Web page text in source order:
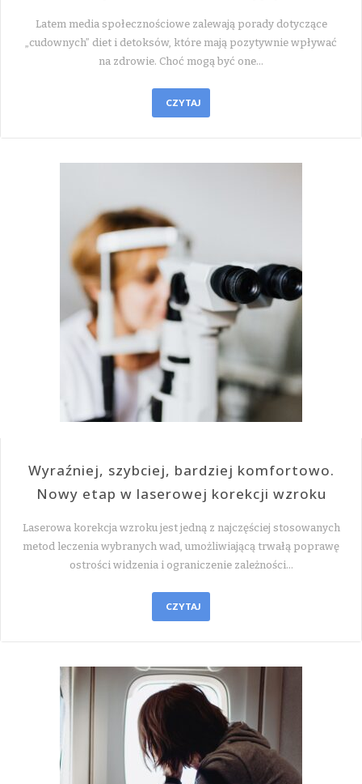
Latem media społecznościowe zalewają porady dotyczące
„cudownych” diet i detoksów, które mają pozytywnie wpływać
na zdrowie. Choć mogą być one…
CZYTAJ
Wyraźniej, szybciej, bardziej komfortowo.
Nowy etap w laserowej korekcji wzroku
Laserowa korekcja wzroku jest jedną z najczęściej stosowanych
metod leczenia wybranych wad, umożliwiającą trwałą poprawę
ostrości widzenia i ograniczenie zależności…
CZYTAJ